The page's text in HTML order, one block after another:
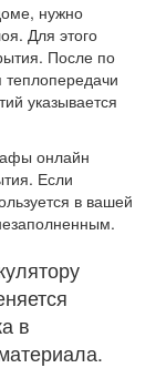
нужно
Для этого
После по
указывается
онлайн
Если
в вашей
в